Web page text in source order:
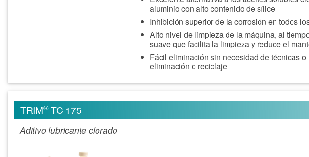
aluminio con alto contenido de sílice
Inhibición superior de la corrosión en todos
Alto nivel de limpieza de la máquina, al
suave que facilita la limpieza y reduce el
Fácil eliminación sin necesidad de técnicas
eliminación o reciclaje
TRIM® TC 175
Aditivo lubricante clorado